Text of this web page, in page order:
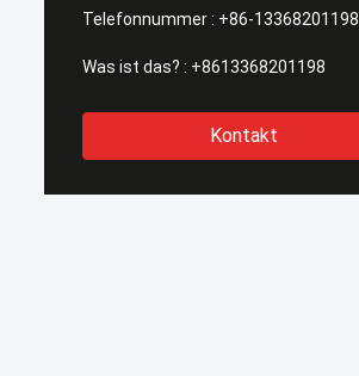
Telefonnummer : +86-13368201198
Was ist das? : +8613368201198
Kontakt